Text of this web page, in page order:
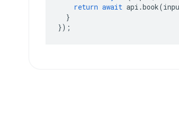
return await api .book(
}
});